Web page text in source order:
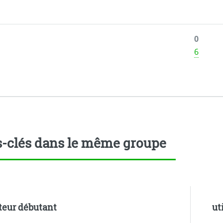
0
6
clés dans le même groupe
débutant